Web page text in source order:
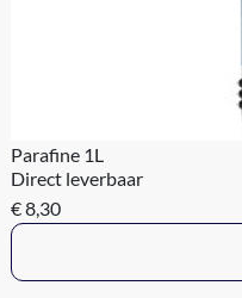
Parafine 1L
Direct leverbaar
€ 8,30